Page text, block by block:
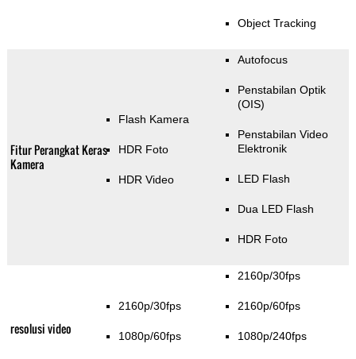
Object Tracking
Fitur Perangkat Keras
Kamera
Flash Kamera
HDR Foto
HDR Video
Autofocus
Penstabilan Optik
(OIS)
Penstabilan Video
Elektronik
LED Flash
Dua LED Flash
HDR Foto
resolusi video
2160p/30fps
1080p/60fps
2160p/30fps
2160p/60fps
1080p/240fps